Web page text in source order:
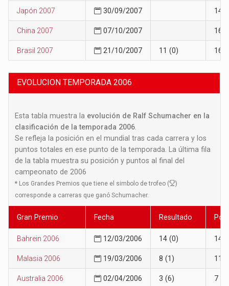
Japón 2007 30/09/2007 14
China 2007 07/10/2007 16
Brasil 2007 21/10/2007 11 (0) 16
EVOLUCION TEMPORADA 2006
Esta tabla muestra la evolución de Ralf Schumacher en la
clasificación de la temporada 2006
Se refleja la posición en el mundial tras cada carrera y los
puntos totales en ese punto de la temporada. La última fila
de la tabla muestra su posición y puntos al final del
campeonato de 2006
* Los Grandes Premios que tiene el simbolo de trofeo (
)
corresponde a carreras que ganó Schumacher.
Gran Premio Fecha Resultado
Bahrein 2006 12/03/2006 14 (0) 14
Malasia 2006 19/03/2006 8 (1) 11
Australia 2006 02/04/2006 3 (6) 7